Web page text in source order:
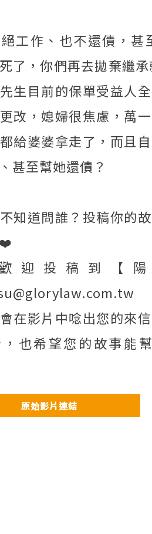
工作、也不還債，甚
死了，你們再去拋棄繼
生目前的保單受益人
改，媳婦很焦慮，萬
給婆婆拿走了，而且
甚至幫她還債？
知道問誰？投稿你的
迎投稿到【陽
會在影片中唸出您的來
也希望您的故事能
原始影片連結